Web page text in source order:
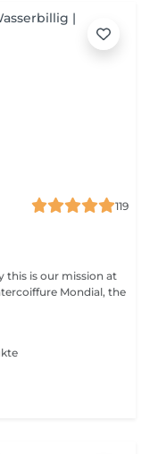
119
Mondial, the